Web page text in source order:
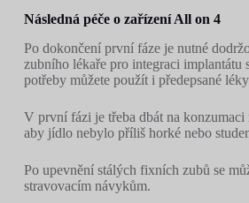
Následná péče o zařízení All on 4
Po dokončení první fáze je nutné
zubního lékaře pro integraci implantátu
potřeby můžete použít i předepsané
V první fázi je třeba dbát na konzumaci
aby jídlo nebylo příliš horké nebo
Po upevnění stálých fixních zubů se
stravovacím návykům.